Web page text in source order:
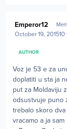
Emperor12
October 19, 201510
AUTHOR
Voz je 53 e za
doplatiti u sta ja
put za Moldaviju
odsustvuje puno
trebalo skoro
vracamo a ja